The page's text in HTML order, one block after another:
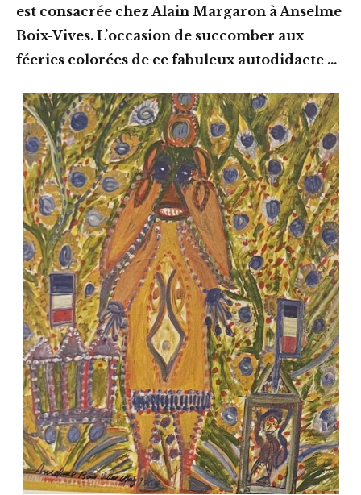
est consacrée chez Alain Margaron à Anselme
Boix-Vives. L’occasion de succomber aux
féeries colorées de ce fabuleux autodidacte …